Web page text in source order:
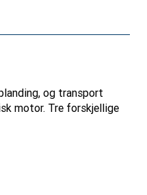
og transport
motor. Tre forskjellige